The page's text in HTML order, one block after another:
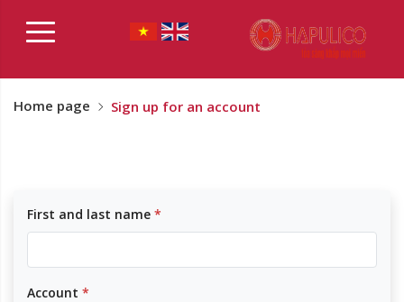
Home page Sign up for an account
First and last name *
Account *